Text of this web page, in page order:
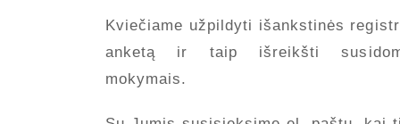
Kviečiame užpildyti išankstinės
anketą ir taip išreikšti
mokymais.